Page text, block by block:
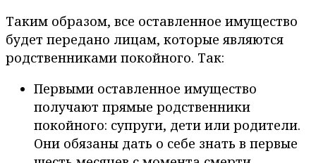
Таким образом, все оставленное имущество
будет передано лицам, которые являются
родственниками покойного. Так:
Первыми оставленное имущество
получают прямые родственники
покойного: супруги, дети или родители.
Они обязаны дать о себе знать в первые